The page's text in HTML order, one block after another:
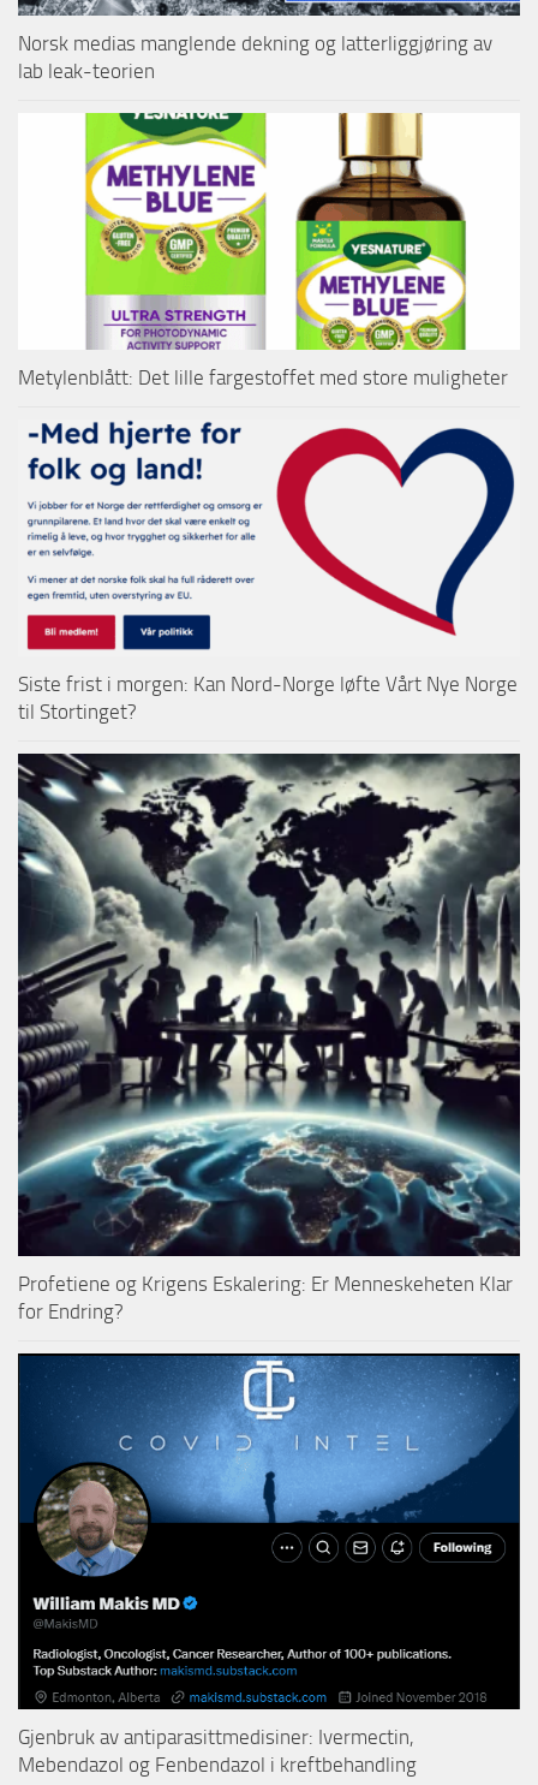
Norsk medias manglende dekning og latterliggjøring av
lab leak-teorien
Metylenblått: Det lille fargestoffet med store muligheter
Siste frist i morgen: Kan Nord-Norge løfte Vårt Nye Norge
til Stortinget?
Profetiene og Krigens Eskalering: Er Menneskeheten Klar
for Endring?
Gjenbruk av antiparasittmedisiner: Ivermectin,
Mebendazol og Fenbendazol i kreftbehandling